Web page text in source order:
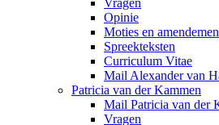
Vragen
Opinie
Moties en
Spreekteksten
Curriculum Vitae
Mail Alexander van
Patricia van der Kammen
Mail Patricia van der
Vragen